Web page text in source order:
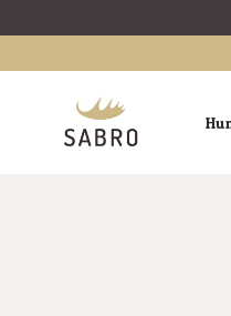
zum
Inhalt
SABRO
GmbH